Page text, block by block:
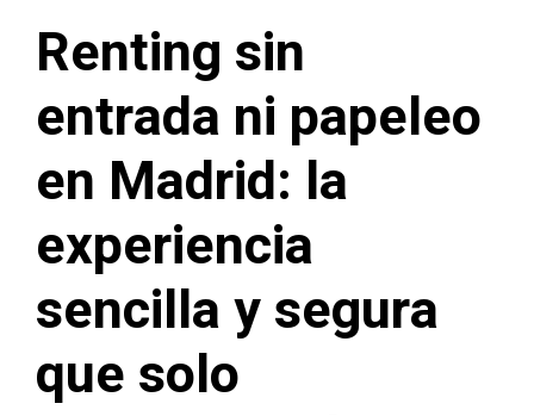
Renting sin
entrada ni papeleo
en Madrid: la
experiencia
sencilla y segura
que solo